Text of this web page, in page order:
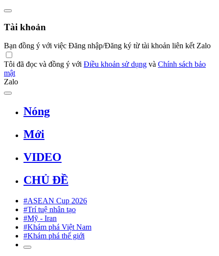
Tài khoản
Bạn đồng ý với việc Đăng nhập/Đăng ký từ tài khoản liên kết Zalo
Tôi đã đọc và đồng ý với Điều khoản sử dụng và Chính sách bảo
mật
Zalo
Nóng
Mới
VIDEO
CHỦ ĐỀ
#ASEAN Cup 2026
#Trí tuệ nhân tạo
#Mỹ - Iran
#Khám phá Việt Nam
#Khám phá thế giới